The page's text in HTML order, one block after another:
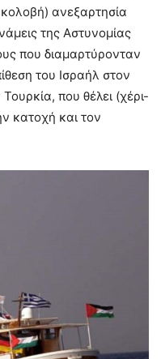
ανεξαρτησία
της Αστυνομίας
που διαμαρτύρονταν
του Ισραήλ στον
που θέλει (χέρι-
κατοχή και τον